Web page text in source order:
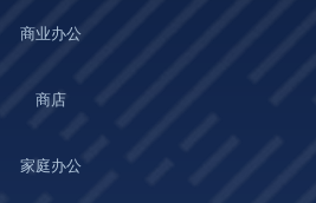
商业办公
商店
家庭办公